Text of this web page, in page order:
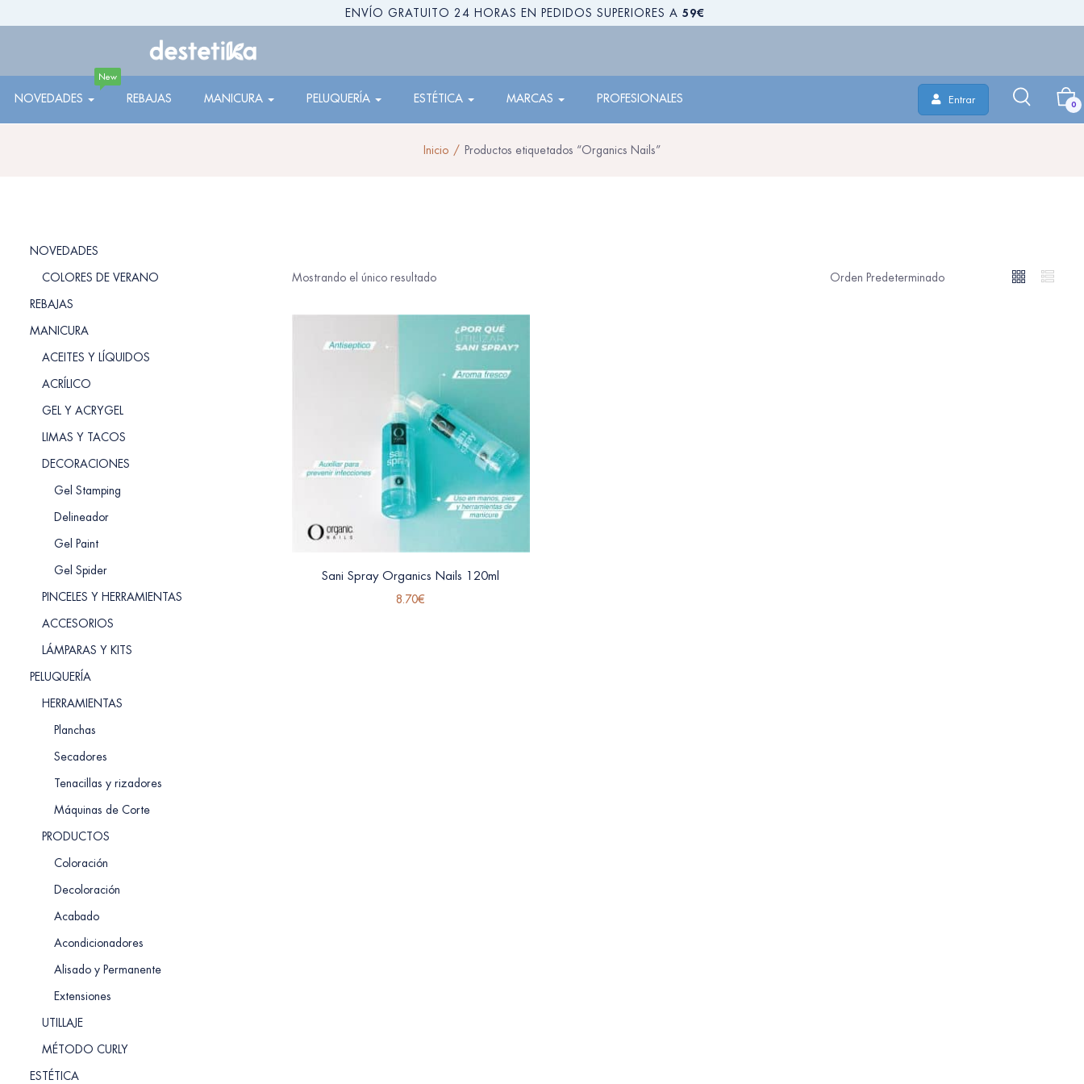
ENVÍO GRATUITO 24 HORAS EN PEDIDOS SUPERIORES A 59€
NOVEDADES
New
REBAJAS MANICURA PELUQUERÍA ESTÉTICA MARCAS PROFESIONALES Entrar 0
Inicio Productos etiquetados “Organics Nails”
NOVEDADES
COLORES DE VERANO
REBAJAS
MANICURA
ACEITES Y LÍQUIDOS
ACRÍLICO
GEL Y ACRYGEL
LIMAS Y TACOS
DECORACIONES
Gel Stamping
Delineador
Gel Paint
Gel Spider
PINCELES Y HERRAMIENTAS
ACCESORIOS
LÁMPARAS Y KITS
PELUQUERÍA
HERRAMIENTAS
Planchas
Secadores
Tenacillas y rizadores
Máquinas de Corte
PRODUCTOS
Coloración
Decoloración
Acabado
Acondicionadores
Alisado y Permanente
Extensiones
UTILLAJE
MÉTODO CURLY
ESTÉTICA
Mostrando el único resultado
Sani Spray Organics Nails 120ml
8.70€